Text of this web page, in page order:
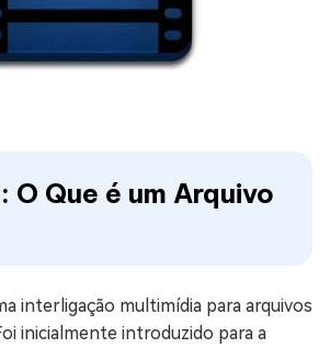
O Que é um Arquivo
interligação multimídia para arquivos
inicialmente introduzido para a